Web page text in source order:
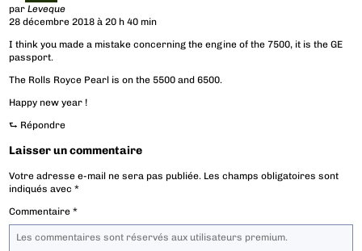
parLeveque
28 décembre 2018 à 20 h 40 min
I think you made a mistake concerning the engine of the 7500, it is the GE
passport.
The Rolls Royce Pearl is on the 5500 and 6500.
Happy new year !
⮑ Répondre
Laisser un commentaire
Votre adresse e-mail ne sera pas publiée. Les champs obligatoires sont
indiqués avec*
Commentaire*